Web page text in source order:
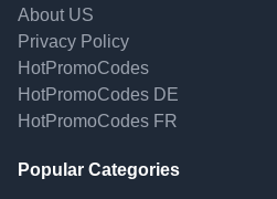
About US
Privacy Policy
HotPromoCodes
HotPromoCodes DE
HotPromoCodes FR
Popular Categories